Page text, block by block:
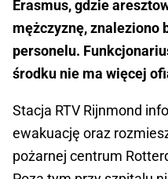
Erasmus, gdzie
mężczyznę, znaleziono
personelu.
środku nie ma więcej
Stacja RTV Rijnmond
ewakuację oraz
pożarnej centrum